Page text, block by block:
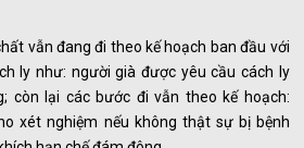
vẫn đang đi theo kế hoạch ban đầu với
ly như: người già được yêu cầu cách ly
còn lại các bước đi vẫn theo kế hoạch:
xét nghiệm nếu không thật sự bị bệnh